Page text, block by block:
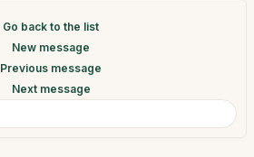
Go back to the list
New message
Previous message
Next message